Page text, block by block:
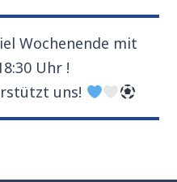
Wochenende mit
Uhr !
uns!